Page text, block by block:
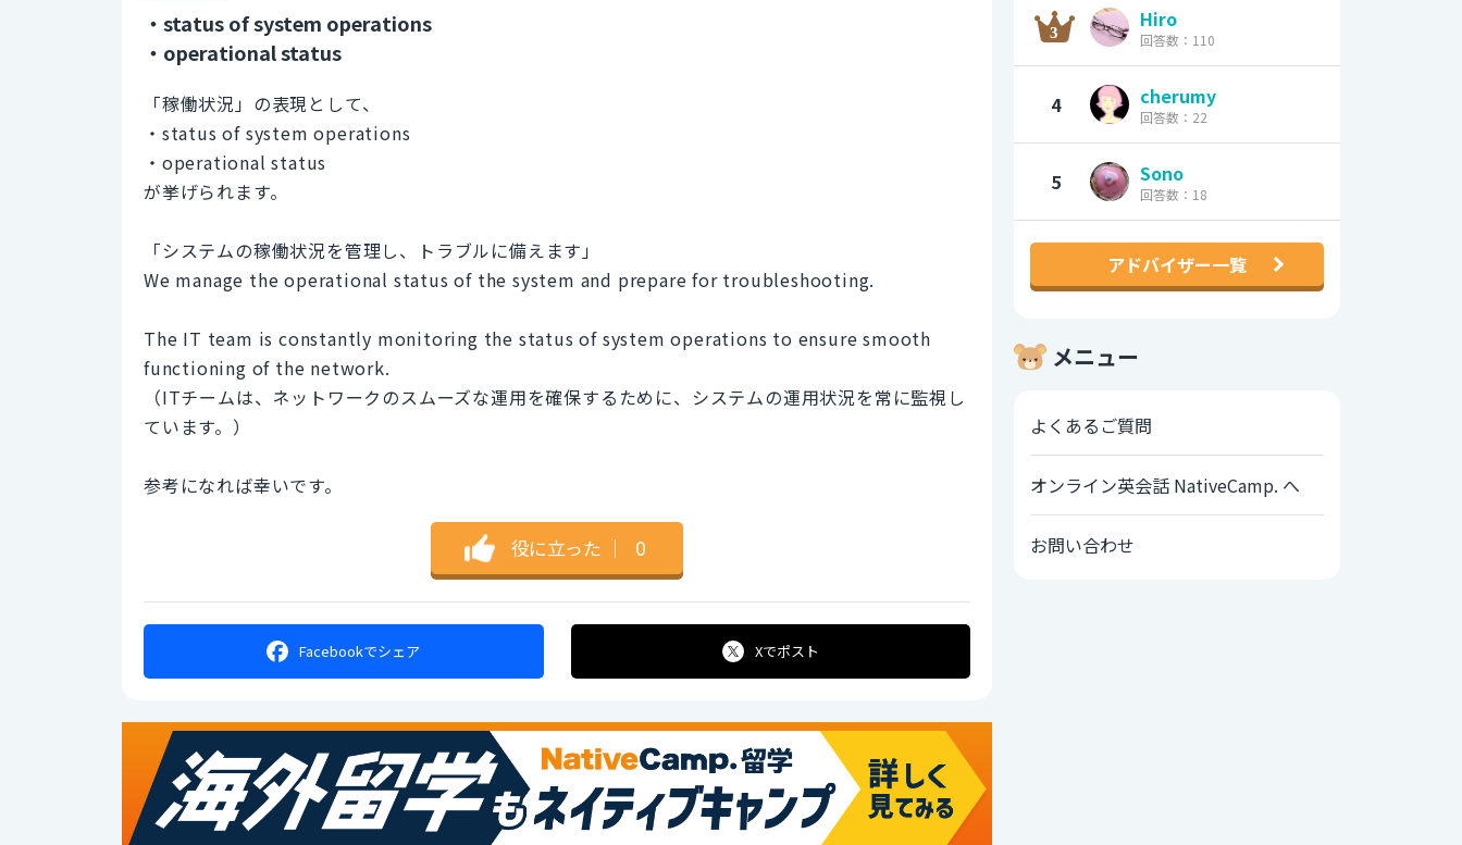
・status of system operations
・operational status
「稼働状況」の表現として、
・status of system operations
・operational status
が挙げられます。
「システムの稼働状況を管理し、トラブルに備えます」
We manage the operational status of the system and prepare for troubleshooting.
The IT team is constantly monitoring the status of system operations to ensure smooth
functioning of the network.
（ITチームは、ネットワークのスムーズな運用を確保するために、システムの運用状況を常に監視し
ています。）
参考になれば幸いです。
役に立った ｜ 0
Facebookでシェア Xでポスト
Hiro
回答数：110
4 cherumy
回答数：22
5 Sono
回答数：18
アドバイザー一覧
メニュー
よくあるご質問
オンライン英会話 NativeCamp. へ
お問い合わせ